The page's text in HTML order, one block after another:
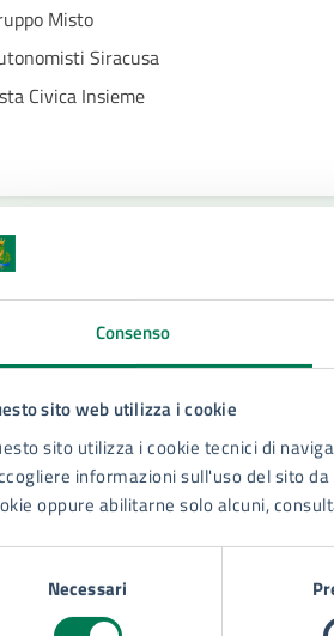
Consenso
sito web utilizza i cookie
sito utilizza i cookie tecnici di
informazioni sull'uso del sito
oppure abilitarne solo alcuni,
Necessari
Misto
Siracusa
Civica Insieme
Quanto
pagina?
Seleziona il